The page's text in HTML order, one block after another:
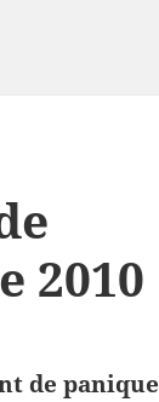
2010
de panique